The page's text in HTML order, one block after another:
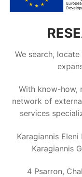
We search,
With know-how,
network of
services
Karagiannis
Karagiannis
4 Psarron,